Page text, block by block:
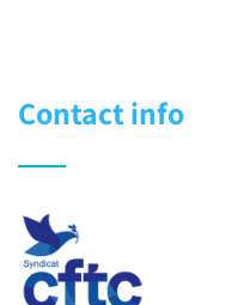
Contact info